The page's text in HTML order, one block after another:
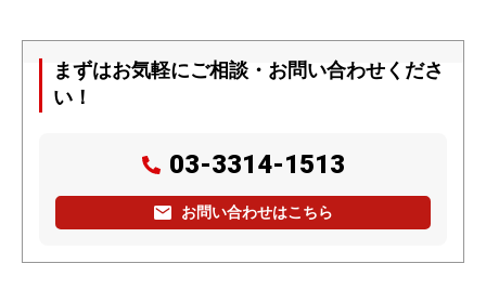
まずはお気軽にご相談・お問い合わせくださ
い！
03-3314-1513
お問い合わせはこちら